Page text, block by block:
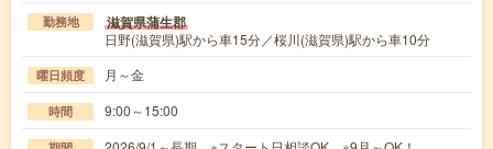
勤務地 滋賀県蒲生郡
日野(滋賀県)駅から車15分／桜川(滋賀県)駅から車10分
曜日頻度 月～金
時間 9:00～15:00